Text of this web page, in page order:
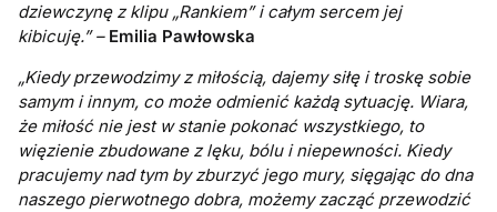
dziewczynę z klipu „Rankiem” i całym sercem jej
kibicuję.” – Emilia Pawłowska
„Kiedy przewodzimy z miłością, dajemy siłę i troskę sobie
samym i innym, co może odmienić każdą sytuację. Wiara,
że miłość nie jest w stanie pokonać wszystkiego, to
więzienie zbudowane z lęku, bólu i niepewności. Kiedy
pracujemy nad tym by zburzyć jego mury, sięgając do dna
naszego pierwotnego dobra, możemy zacząć przewodzić